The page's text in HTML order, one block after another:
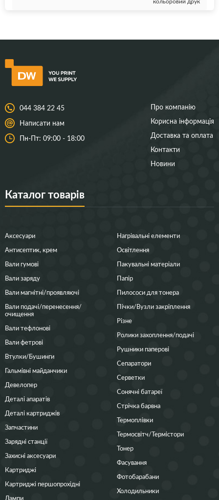
044 384 22 45
Написати нам
Пн-Пт: 09:00 - 18:00
Про компанію
Корисна інформація
Доставка та оплата
Контакти
Новини
Каталог товарів
Аксесуари
Антисептик, крем
Вали гумові
Вали заряду
Вали магнітні/проявляючі
Вали подачі/перенесення/
очищення
Вали тефлонові
Вали фетрові
Втулки/Бушинги
Гальмівні майданчики
Девелопер
Деталі апаратів
Деталі картриджів
Запчастини
Зарядні станції
Захисні аксесуари
Картриджі
Картриджі першопрохідні
Лампи
Нагрівальні елементи
Освітлення
Пакувальні матеріали
Папір
Пилососи для тонера
Пічки/Вузли закріплення
Різне
Ролики захоплення/подачі
Рушники паперові
Сепаратори
Серветки
Сонячні батареї
Стрічка барвна
Термоплівки
Термосвітч/Термістори
Тонер
Фасування
Фотобарабани
Холодильники